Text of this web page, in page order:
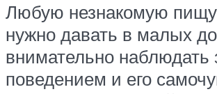
Любую незнакомую пищу
нужно давать в малых
внимательно наблюдать
поведением и его